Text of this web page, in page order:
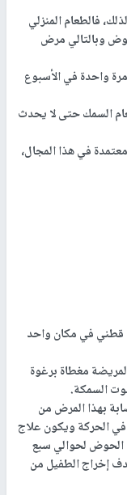
فالطعام المنزلي
وبالتالي مرض
واحدة في الأسبوع
السمك حتى لا يحدث
في هذا المجال،
قطني في مكان واحد
مغطاة برغوة
السمكة.
بهذا المرض من
الحركة ويكون علاج
الحوض لحوالي سبع
إخراج الطفيل من